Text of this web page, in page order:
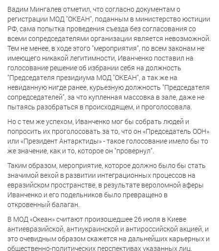
Вадим Мингалев отметил, что согласно документам о
регистрации МОД "ОКЕАН", поданным в министерство юстиции
РФ, сама попытка проведения съезда без согласования со
всеми сопредседателями организации является невозможной.
Тем не менее, в ходе этого "мероприятия", по всем законам не
имеющего никакой легитимности, Иванченко поставил на
голосование решение об избрании себя на должность
"Председателя президиума МОД "ОКЕАН", а так же на
невиданную нигде ранее, курьезную должность "Председателя
сопредседателей", за что купленная массовка в зале, даже не
пытаясь разобраться в происходящем, и проголосовала.
Но с тем же успехом, Иванченко мог бы собрать людей и
попросить их проголосовать за то, что он «Председатель ООН»
или «Президент Антарктиды» - такое голосование имело бы то
же значение, как и то, которое он "провернул".
Таким образом, мероприятие, которое должно было бы стать
значимой вехой в развитии интеграционных процессов на
евразийском пространстве, в результате вероломной аферы
Иванченко и его подельников было превращено в
откровенный балаган.
В МОД «Океан» считают произошедшее 26 июля в Киеве
антиевразийской, антиукраинской и антироссийской акцией, и
это очевидным образом скажется на дальнейших карьерных и
общественно-политических перспективах указанных лиц.